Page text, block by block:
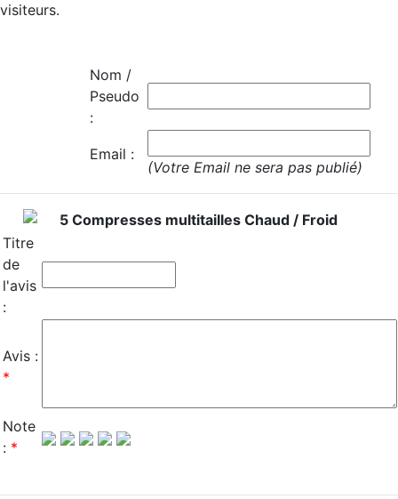
visiteurs.
Nom /
Pseudo
:
Email :
(Votre Email ne sera pas publié)
5 Compresses multitailles Chaud / Froid
Titre
de
l'avis
:
Avis :
*
Note
: *